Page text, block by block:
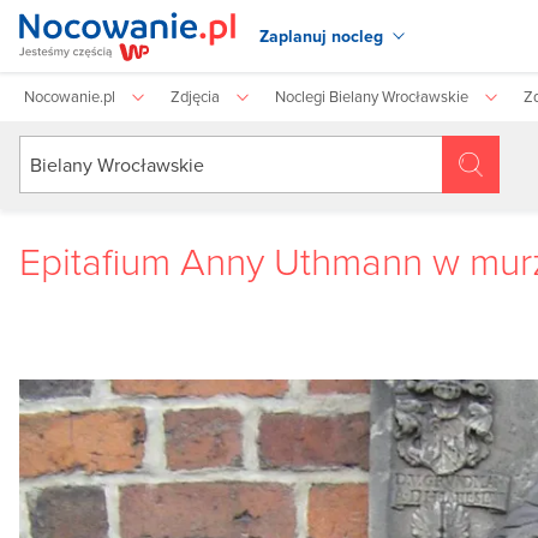
Zaplanuj nocleg
Nocowanie.pl Zdjęcia Noclegi Bielany Wrocławskie
Epitafium Anny Uthmann w